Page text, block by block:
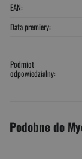
EAN:
Data premiery:
Podmiot
odpowiedzialny:
Podobne do